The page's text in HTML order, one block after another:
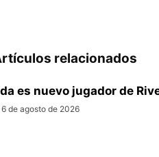
relacionados
es nuevo jugador de
de agosto de 2026